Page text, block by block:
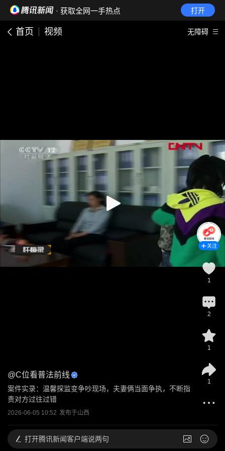
· 获取全网一手热点 打开
首页 视频 无障碍
@C位看普法前线
案件实录：温馨探监变争吵现场，夫妻俩当面争执，不断指
责对方过往过错
2026-06-05 10:52 发布于山西
关注
1
2
1
1
打开腾讯新闻客户端说两句